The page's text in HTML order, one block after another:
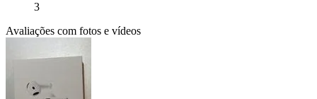
3
Avaliações com fotos e vídeos